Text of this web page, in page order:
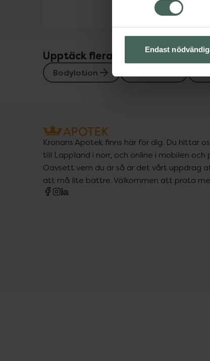
Endast
Upptäck flera produkter inom
Bodylotion
Kronans Apotek finns här för dig. Du hittar
till Lappland i norr, och online i mobilen och
Oavsett vem du är så är det vårt uppdrag
att må lite bättre. Välkommen att prata